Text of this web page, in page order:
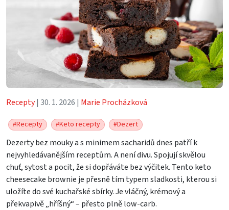
Recepty| 30. 1. 2026 | Marie Procházková
#Recepty #Keto recepty #Dezert
Dezerty bez mouky a s minimem sacharidů dnes patří k
nejvyhledávanějším receptům. A není divu. Spojují skvělou
chuť, sytost a pocit, že si dopřáváte bez výčitek. Tento keto
cheesecake brownie je přesně tím typem sladkosti, kterou si
uložíte do své kuchařské sbírky. Je vláčný, krémový a
překvapivě „hříšný“ – přesto plně low-carb.